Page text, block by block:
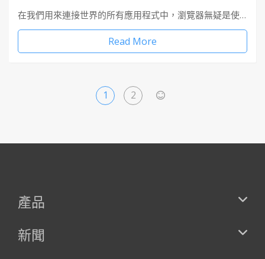
在我們用來連接世界的所有應用程式中，瀏覽器無疑是使…
Read More
1 2
產品
新聞